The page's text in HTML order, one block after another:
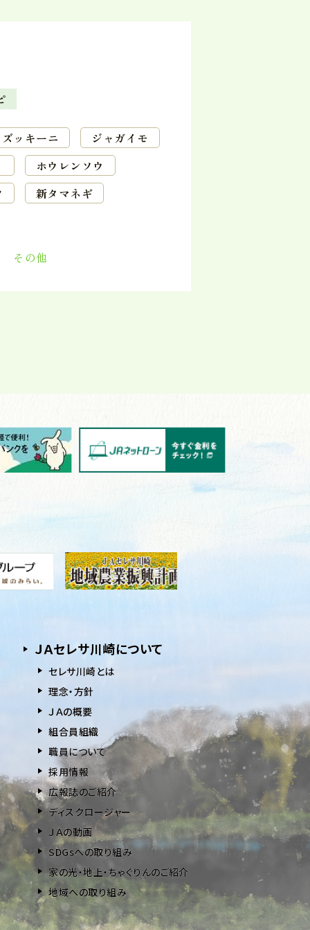
ズッキーニ
ジャガイモ
ホウレンソウ
新タマネギ
その他
ＪＡセレサ川崎について
セレサ川崎とは
理念・方針
ＪＡの概要
組合員組織
職員について
採用情報
広報誌のご紹介
ディスクロージャー
ＪＡの動画
SDGsへの取り組み
家の光・地上・ちゃぐりんのご紹介
地域への取り組み